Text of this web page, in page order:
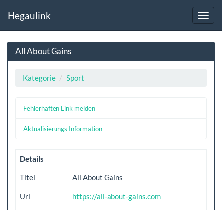
Hegaulink
All About Gains
Kategorie Sport
Fehlerhaften Link melden
Aktualisierungs Information
Details
Titel All About Gains
Url https://all-about-gains.com